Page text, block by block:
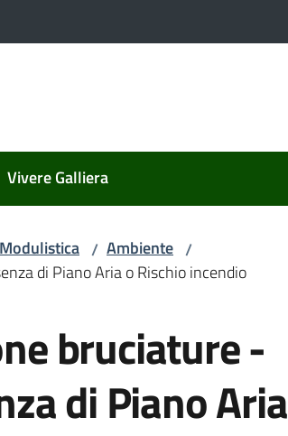
Vivere Galliera
Modulistica / Ambiente /
di Piano Aria o Rischio incendio
bruciature -
di Piano Aria